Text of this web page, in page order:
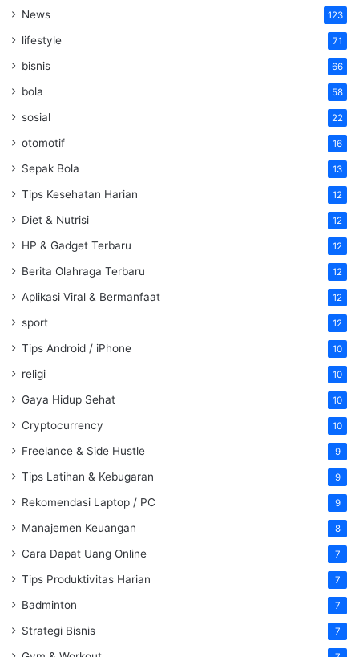
News 123
lifestyle 71
bisnis 66
bola 58
sosial 22
otomotif 16
Sepak Bola 13
Tips Kesehatan Harian 12
Diet & Nutrisi 12
HP & Gadget Terbaru 12
Berita Olahraga Terbaru 12
Aplikasi Viral & Bermanfaat 12
sport 12
Tips Android / iPhone 10
religi 10
Gaya Hidup Sehat 10
Cryptocurrency 10
Freelance & Side Hustle 9
Tips Latihan & Kebugaran 9
Rekomendasi Laptop / PC 9
Manajemen Keuangan 8
Cara Dapat Uang Online 7
Tips Produktivitas Harian 7
Badminton 7
Strategi Bisnis 7